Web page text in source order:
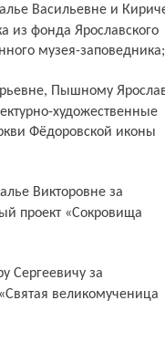
из фонда Ярославского
музея-заповедника;
художественные
Фёдоровской иконы
проект «Сокровища
великомученица